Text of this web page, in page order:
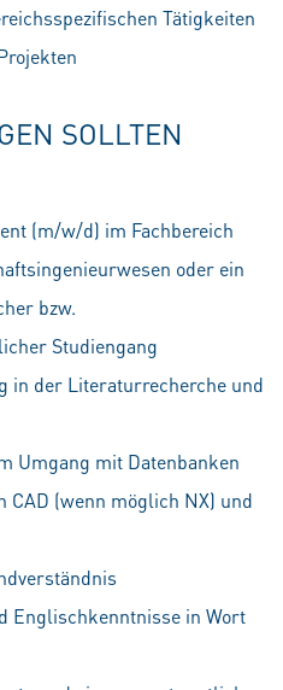
Tätigkeiten
SOLLTEN
(m/w/d) im Fachbereich
oder ein
bzw.
Studiengang
in der Literaturrecherche und
Umgang mit Datenbanken
CAD (wenn möglich NX) und
Englischkenntnisse in Wort